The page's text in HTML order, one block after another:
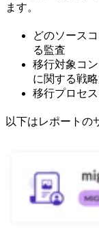
ます。
どのソース
る監査
移行対象コ
に関する戦
移行プロセ
以下はレポートの